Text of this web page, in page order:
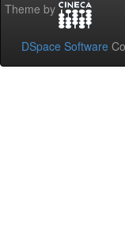
Theme by
DSpace Software